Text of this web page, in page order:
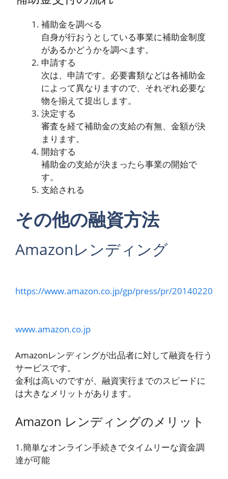
補助金を調べる
自身が行おうとしている事業に補助金制度
があるかどうかを調べます。
申請する
次は、申請です。必要書類などは各補助金
によって異なりますので、それぞれ必要な
物を揃えて提出します。
決定する
審査を経て補助金の支給の有無、金額が決
まります。
開始する
補助金の支給が決まったら事業の開始で
す。
支給される
その他の融資方法
Amazonレンディング
https://www.amazon.co.jp/gp/press/pr/20140220
www.amazon.co.jp
Amazonレンディングが出品者に対して融資を行う
サービスです。
金利は高いのですが、融資実行までのスピードに
は大きなメリットがあります。
Amazon レンディングのメリット
1.簡単なオンライン手続きでタイムリーな資金調
達が可能